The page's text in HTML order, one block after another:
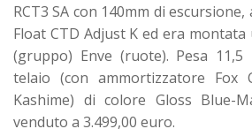
RCT3 SA con 140mm di
Float CTD Adjust K ed era montata
(gruppo) Enve (ruote). Pesa
telaio (con ammortizzatore Fox
Kashime) di colore Gloss Blue-
venduto a 3.499,00 euro.